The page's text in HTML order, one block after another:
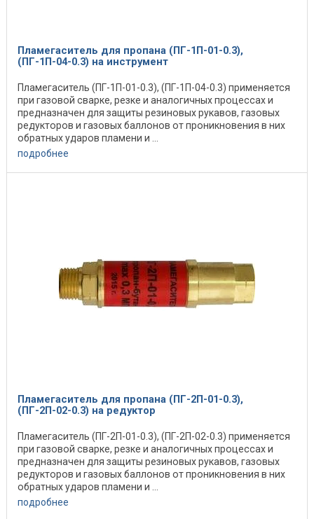
Пламегаситель для пропана (ПГ-1П-01-0.3),
(ПГ-1П-04-0.3) на инструмент
Пламегаситель (ПГ-1П-01-0.3), (ПГ-1П-04-0.3) применяется
при газовой сварке, резке и аналогичных процессах и
предназначен для защиты резиновых рукавов, газовых
редукторов и газовых баллонов от проникновения в них
обратных ударов пламени и ...
подробнее
Пламегаситель для пропана (ПГ-2П-01-0.3),
(ПГ-2П-02-0.3) на редуктор
Пламегаситель (ПГ-2П-01-0.3), (ПГ-2П-02-0.3) применяется
при газовой сварке, резке и аналогичных процессах и
предназначен для защиты резиновых рукавов, газовых
редукторов и газовых баллонов от проникновения в них
обратных ударов пламени и ...
подробнее